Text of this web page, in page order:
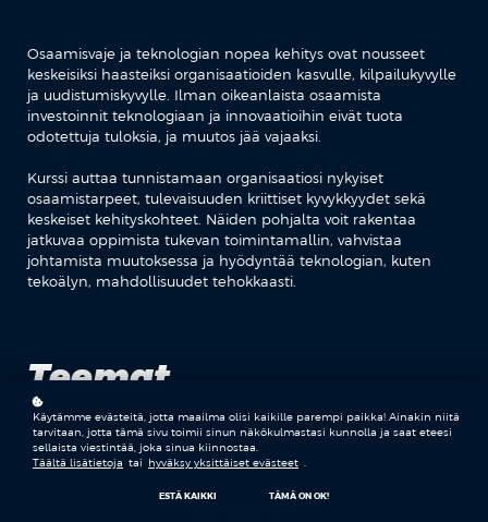
Osaamisvaje ja teknologian nopea kehitys ovat nousseet
keskeisiksi haasteiksi organisaatioiden kasvulle, kilpailukyvylle
ja uudistumiskyvylle. Ilman oikeanlaista osaamista
investoinnit teknologiaan ja innovaatioihin eivät tuota
odotettuja tuloksia, ja muutos jää vajaaksi.
Kurssi auttaa tunnistamaan organisaatiosi nykyiset
osaamistarpeet, tulevaisuuden kriittiset kyvykkyydet sekä
keskeiset kehityskohteet. Näiden pohjalta voit rakentaa
jatkuvaa oppimista tukevan toimintamallin, vahvistaa
johtamista muutoksessa ja hyödyntää teknologian, kuten
tekoälyn, mahdollisuudet tehokkaasti.
Teemat
OSAAMISVAJE
Käytämme evästeitä, jotta maailma olisi kaikille parempi paikka! Ainakin niitä
tarvitaan, jotta tämä sivu toimii sinun näkökulmastasi kunnolla ja saat eteesi
sellaista viestintää, joka sinua kiinnostaa.
Täältä lisätietoja tai hyväksy yksittäiset evästeet
ESTÄ KAIKKI TÄMÄ ON OK!